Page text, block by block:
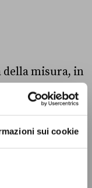
sui cookie
della misura, in
introdotta.
non
che